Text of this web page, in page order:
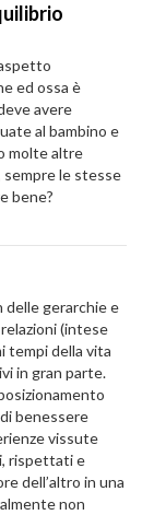
ed ossa è
avere
al bambino e
molte altre
le stesse
bene?
delle gerarchie e
(intese
tempi della vita
in gran parte.
benessere
vissute
rispettati e
dell’altro in una
non